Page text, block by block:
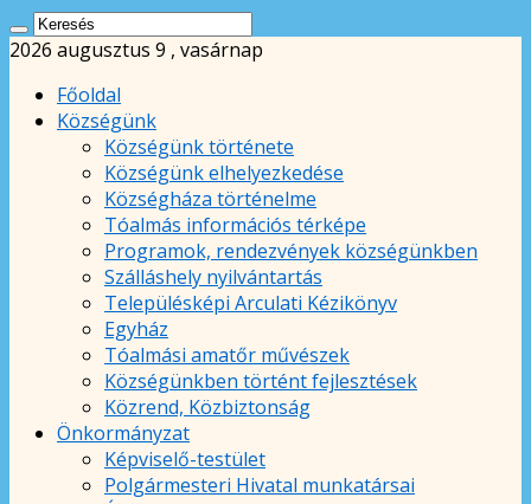
2026 augusztus 9 , vasárnap
Főoldal
Községünk
Községünk története
Községünk elhelyezkedése
Községháza történelme
Tóalmás információs térképe
Programok, rendezvények községünkben
Szálláshely nyilvántartás
Településképi Arculati Kézikönyv
Egyház
Tóalmási amatőr művészek
Községünkben történt fejlesztések
Közrend, Közbiztonság
Önkormányzat
Képviselő-testület
Polgármesteri Hivatal munkatársai